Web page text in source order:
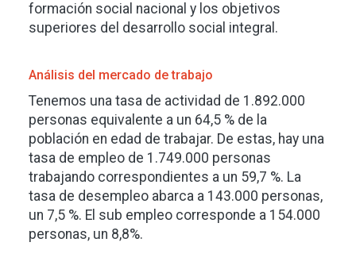
formación social nacional y los objetivos
superiores del desarrollo social integral.
Análisis del mercado de trabajo
Tenemos una tasa de actividad de 1.892.000
personas equivalente a un 64,5 % de la
población en edad de trabajar. De estas, hay una
tasa de empleo de 1.749.000 personas
trabajando correspondientes a un 59,7 %. La
tasa de desempleo abarca a 143.000 personas,
un 7,5 %. El sub empleo corresponde a 154.000
personas, un 8,8%.